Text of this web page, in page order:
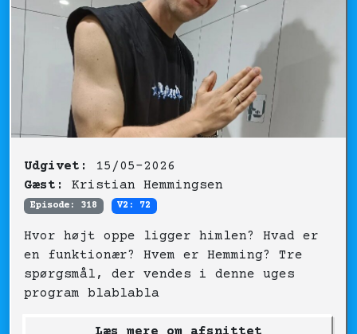
Udgivet:
15/05-2026
Gæst:
Kristian Hemmingsen
Episode: 318 V2: 72
Hvor højt oppe ligger himlen? Hvad er
en funktionær? Hvem er Hemming? Tre
spørgsmål, der vendes i denne uges
program blablabla